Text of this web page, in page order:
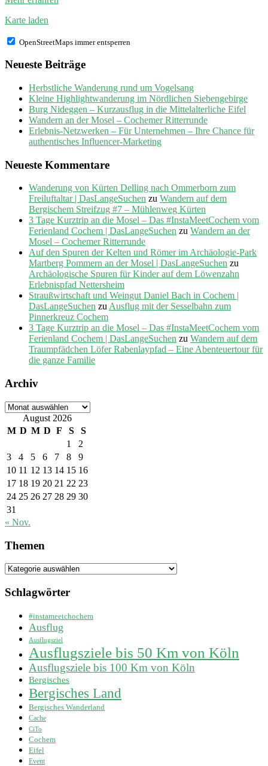
Karte laden
OpenStreetMaps immer entsperren
Neueste Beiträge
Herbstliche Wanderung rund um Vogelsang
Kleine Highlightwanderung im Nördlichen Siebengebirge
Burg Nideggen – Kurzausflug in die Mittelalterliche Eifel
Wandern an der Mosel – Cochemer Ritterrunde
Erlebnis-Netzwerken – Für Unternehmen – Ihre Chance für
authentisches Influencer-Marketing
Neueste Kommentare
Wanderung von Kürten Delling nach Ommerborn zum
Freiluftaltar | DasLangeSuchen zu Wandern auf dem
Bergischem Streifzug #7 – Mühlenweg Kürten
3 Tage Kurztrip an die Mosel – Das #InstaMeetCochem vom
Ferienland Cochem | DasLangeSuchen zu Wandern an der
Mosel – Cochemer Ritterrunde
Auf den Spuren der Kelten und Römer im Archäologie-Park
Martberg Pommern an der Mosel | DasLangeSuchen zu
Archäologische Spuren für Kinder auf dem Löwenzahn
Erlebnispfad Nettersheim
Straußwirtschaft und Weingut Daniel Bach in Cochem |
DasLangeSuchen zu Ausflug mit der Sesselbahn zum
Pinnerkreuz Cochem
3 Tage Kurztrip an die Mosel – Das #InstaMeetCochem vom
Ferienland Cochem | DasLangeSuchen zu Wandern auf dem
Traumpfädchen Löfer Rabenlaypfad – Eine Abenteuertour für
die ganze Familie
Archiv
Archiv
August 2026
M D M D F S
S
1
2
3
4 5 6 7 8
9
10 11 12 13 14 15 16
17 18 19 20 21 22 23
24 25 26 27 28 29 30
31
« Nov.
Themen
Themen
Schlagwörter
#instameetchochem
Ausflug
Ausflugsziel
Ausflugsziele bis 50 Km von Köln
Ausflugsziele bis 100 Km von Köln
Bergisches
Bergisches Land
Bergisches Wanderland
Cache
CiTo
Cochem
Eifel
Event